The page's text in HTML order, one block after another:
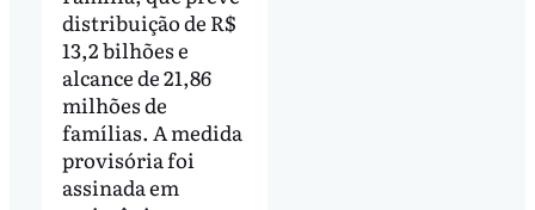
distribuição de R$
13,2 bilhões e
alcance de 21,86
milhões de
famílias. A medida
provisória foi
assinada em